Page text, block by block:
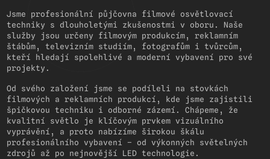
Jsme profesionální půjčovna filmové osvětlovací
techniky s dlouholetými zkušenostmi v oboru. Naše
služby jsou určeny filmovým produkcím, reklamním
štábům, televizním studiím, fotografům i tvůrcům,
kteří hledají spolehlivé a moderní vybavení pro své
projekty.
Od svého založení jsme se podíleli na stovkách
filmových a reklamních produkcí, kde jsme zajistili
špičkovou techniku i odborné zázemí. Chápeme, že
kvalitní světlo je klíčovým prvkem vizuálního
vyprávění, a proto nabízíme širokou škálu
profesionálního vybavení – od výkonných světelných
zdrojů až po nejnovější LED technologie.